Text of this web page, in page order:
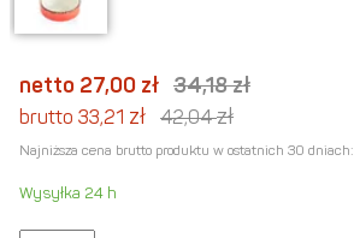
netto 27,00 zł 34,18zł
brutto 33,21 zł 42,04zł
Najniższa cena brutto produktu w ostatnich 30 dniach:
Wysyłka 24 h